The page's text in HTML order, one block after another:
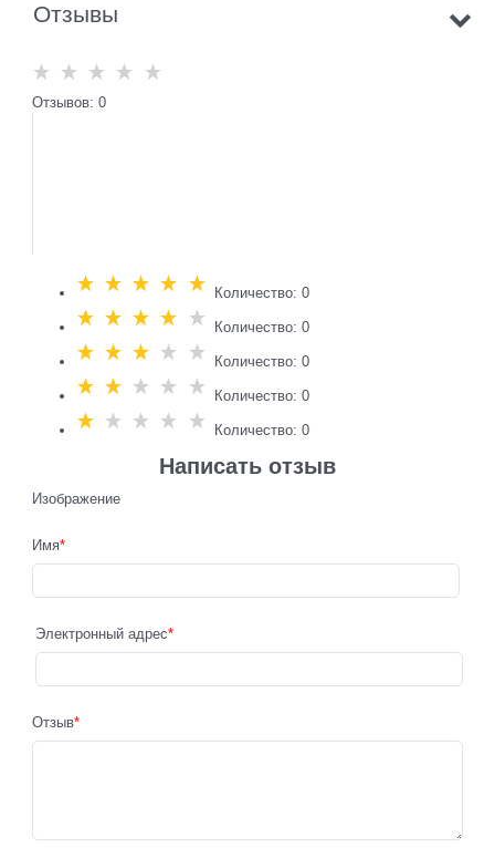
Отзывы
Отзывов: 0
Количество: 0
Количество: 0
Количество: 0
Количество: 0
Количество: 0
Написать отзыв
Изображение
Имя
Электронный адрес
Отзыв